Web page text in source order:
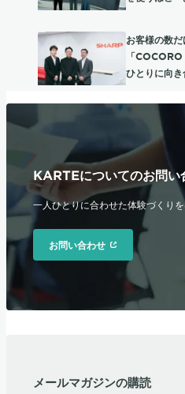
お客様の数
「
ひとりに向
KARTEについてのお問い
一人ひとりに合わせた体験づくり
お問い合わせ
メールマガジンの購読